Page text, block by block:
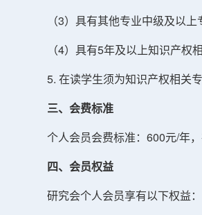
（3）具有其他专业中级及以上
（4）具有5年及以上知识产权相
5. 在读学生须为知识产权相关
三、会费标准
个人会员会费标准：600元/年
四、会员权益
研究会个人会员享有以下权益：